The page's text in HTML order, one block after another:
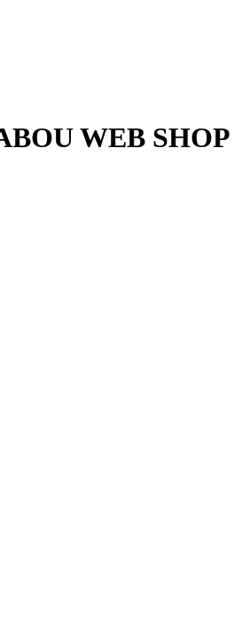
WEB SHOP